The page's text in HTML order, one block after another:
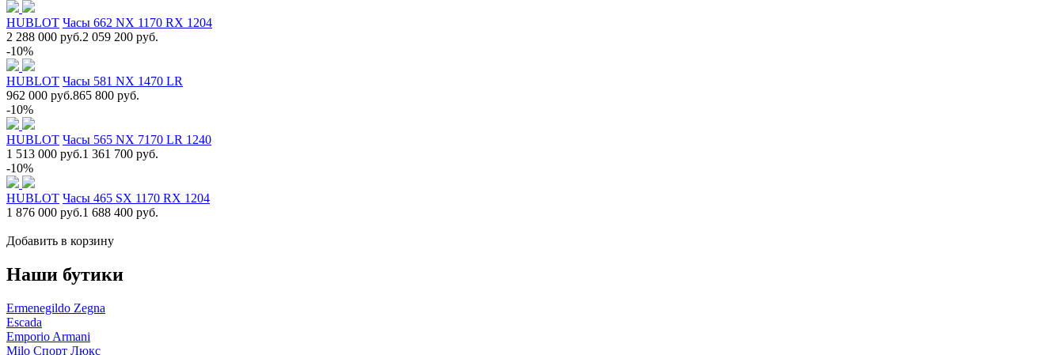
HUBLOT Часы 662 NX 1170 RX 1204
2 288 000 руб.2 059 200 руб.
-10%
HUBLOT Часы 581 NX 1470 LR
962 000 руб.865 800 руб.
-10%
HUBLOT Часы 565 NX 7170 LR 1240
1 513 000 руб.1 361 700 руб.
-10%
HUBLOT Часы 465 SX 1170 RX 1204
1 876 000 руб.1 688 400 руб.
Добавить в корзину
Наши бутики
Ermenegildo Zegna
Escada
Emporio Armani
Milo Спорт Люкс